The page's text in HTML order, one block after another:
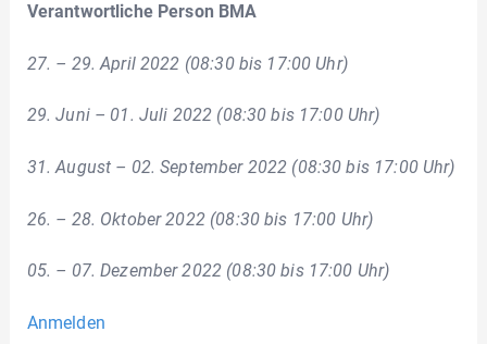
Verantwortliche Person BMA
27. – 29. April 2022 (08:30 bis 17:00 Uhr)
29. Juni – 01. Juli 2022 (08:30 bis 17:00 Uhr)
31. August – 02. September 2022 (08:30 bis 17:00 Uhr)
26. – 28. Oktober 2022 (08:30 bis 17:00 Uhr)
05. – 07. Dezember 2022 (08:30 bis 17:00 Uhr)
Anmelden